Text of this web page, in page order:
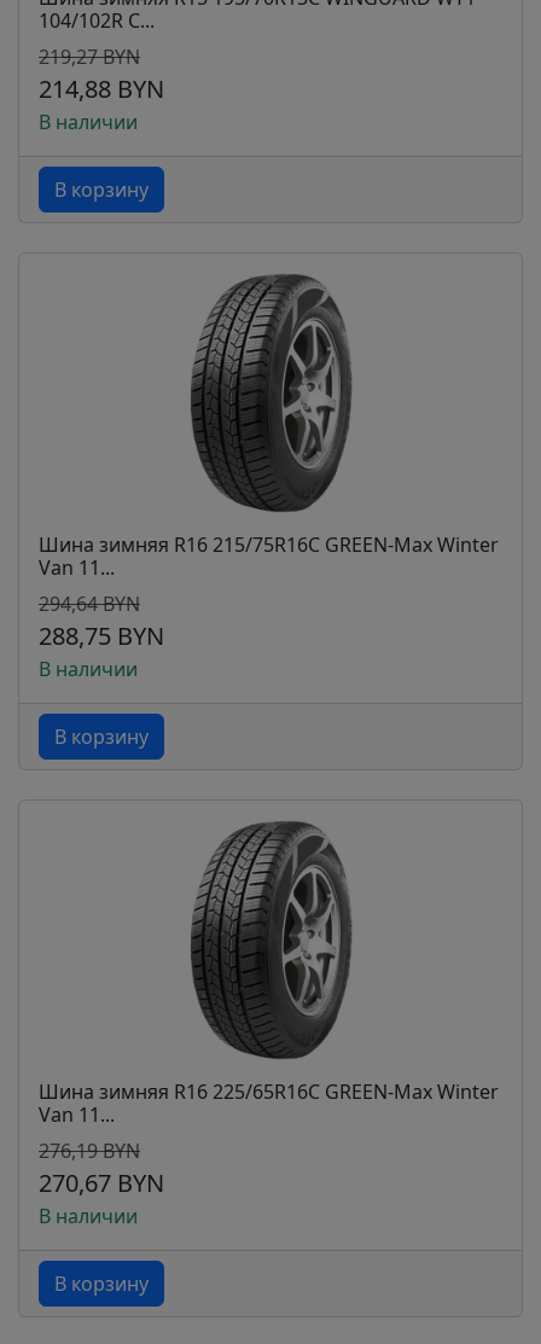
104/102R С...
219,27 BYN
214,88 BYN
В наличии
В корзину
Шина зимняя R16 215/75R16C GREEN-Max Winter
Van 11...
294,64 BYN
288,75 BYN
В наличии
В корзину
Шина зимняя R16 225/65R16C GREEN-Max Winter
Van 11...
276,19 BYN
270,67 BYN
В наличии
В корзину